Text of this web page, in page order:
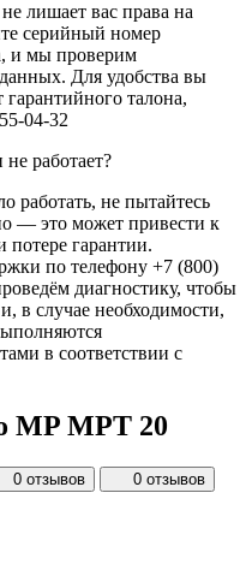
лишает вас права на
серийный номер
и мы проверим
Для удобства вы
талона,
04-32
работает?
работать, не пытайтесь
— это может привести к
гарантии.
по телефону +7 (800)
диагностику, чтобы
в случае необходимости,
в соответствии с
MPT 20
0 отзывов
0 отзывов